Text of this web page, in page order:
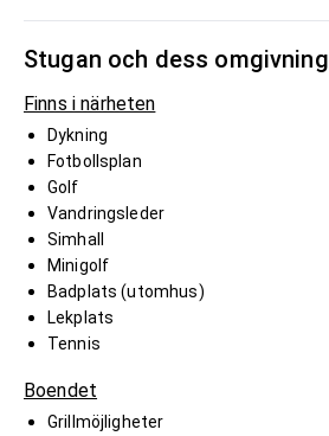
Stugan och dess omgivning
Finns i närheten
Dykning
Fotbollsplan
Golf
Vandringsleder
Simhall
Minigolf
Badplats (utomhus)
Lekplats
Tennis
Boendet
Grillmöjligheter